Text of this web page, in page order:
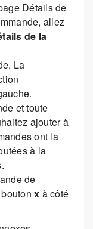
Détails de
allez
de la
La
et toute
ajouter à
ont la
à la
de
x à côté